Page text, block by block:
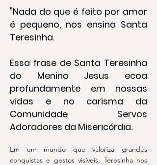
"Nada do que é feito por amor
é pequeno, nos ensina Santa
Teresinha.
Essa frase de Santa Teresinha
do Menino Jesus ecoa
profundamente em nossas
vidas e no carisma da
Comunidade Servos
Adoradores da Misericórdia.
Em um mundo que valoriza grandes
conquistas e gestos visíveis, Teresinha nos